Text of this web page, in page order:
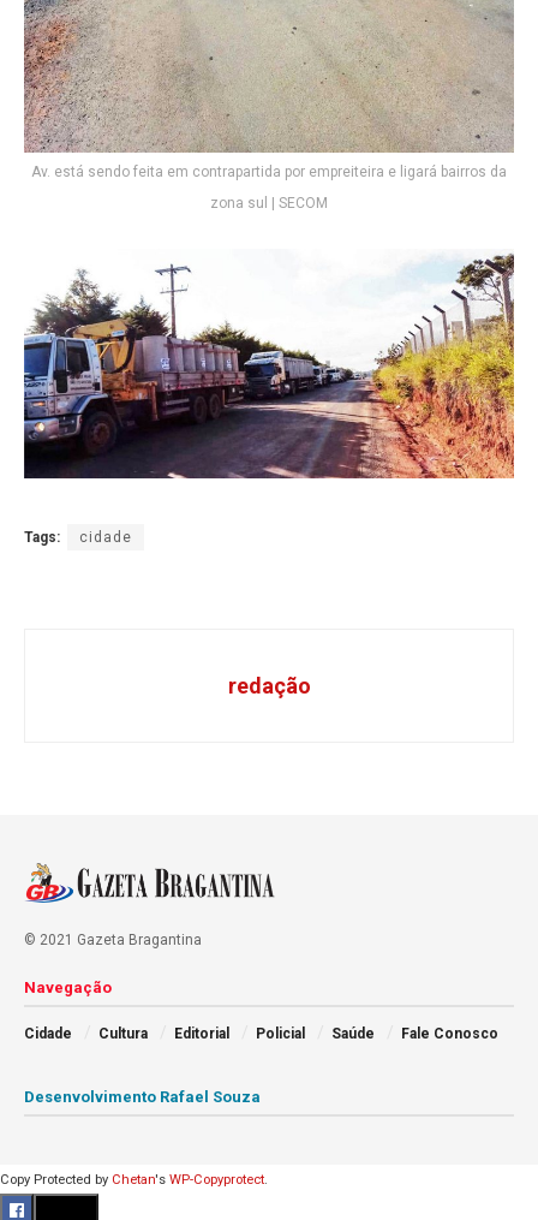
Av. está sendo feita em contrapartida por empreiteira e ligará bairros da
zona sul | SECOM
Tags: cidade
redação
© 2021 Gazeta Bragantina
Navegação
Cidade Cultura Editorial Policial Saúde Fale Conosco
Desenvolvimento Rafael Souza
Copy Protected by Chetan's WP-Copyprotect.